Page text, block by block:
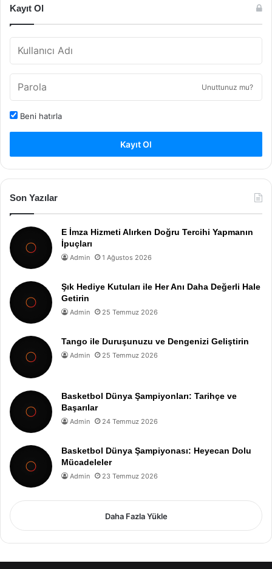
Kayıt Ol
Unuttunuz mu?
Beni hatırla
Kayıt Ol
Son Yazılar
E İmza Hizmeti Alırken Doğru Tercihi Yapmanın
İpuçları
Admin 1 Ağustos 2026
Şık Hediye Kutuları ile Her Anı Daha Değerli Hale
Getirin
Admin 25 Temmuz 2026
Tango ile Duruşunuzu ve Dengenizi Geliştirin
Admin 25 Temmuz 2026
Basketbol Dünya Şampiyonları: Tarihçe ve
Başarılar
Admin 24 Temmuz 2026
Basketbol Dünya Şampiyonası: Heyecan Dolu
Mücadeleler
Admin 23 Temmuz 2026
Daha Fazla Yükle